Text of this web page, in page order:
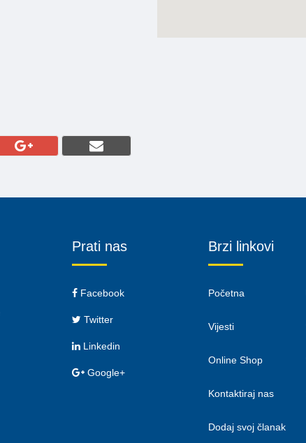
Prati nas
Facebook
Twitter
Linkedin
Google+
Brzi linkovi
Početna
Vijesti
Online Shop
Kontaktiraj nas
Dodaj svoj članak